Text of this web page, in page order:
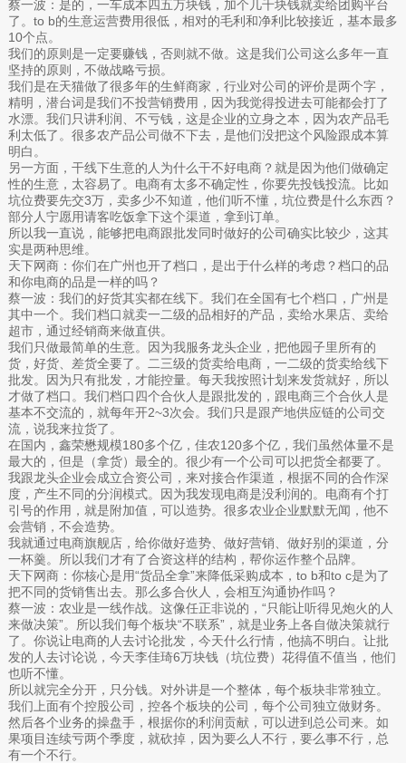
蔡一波：是的，一车成本四五万块钱，加个几千块钱就卖给团购平台
了。to b的生意运营费用很低，相对的毛利和净利比较接近，基本最多
10个点。
我们的原则是一定要赚钱，否则就不做。这是我们公司这么多年一直
坚持的原则，不做战略亏损。
我们是在天猫做了很多年的生鲜商家，行业对公司的评价是两个字，
精明，潜台词是我们不投营销费用，因为我觉得投进去可能都会打了
水漂。我们只讲利润、不亏钱，这是企业的立身之本，因为农产品毛
利太低了。很多农产品公司做不下去，是他们没把这个风险跟成本算
明白。
另一方面，干线下生意的人为什么干不好电商？就是因为他们做确定
性的生意，太容易了。电商有太多不确定性，你要先投钱投流。比如
坑位费要先交3万，卖多少不知道，他们听不懂，坑位费是什么东西？
部分人宁愿用请客吃饭拿下这个渠道，拿到订单。
所以我一直说，能够把电商跟批发同时做好的公司确实比较少，这其
实是两种思维。
天下网商：你们在广州也开了档口，是出于什么样的考虑？档口的品
和你电商的品是一样的吗？
蔡一波：我们的好货其实都在线下。我们在全国有七个档口，广州是
其中一个。我们档口就卖一二级的品相好的产品，卖给水果店、卖给
超市，通过经销商来做直供。
我们只做最简单的生意。因为我服务龙头企业，把他园子里所有的
货，好货、差货全要了。二三级的货卖给电商，一二级的货卖给线下
批发。因为只有批发，才能控量。每天我按照计划来发货就好，所以
才做了档口。我们档口四个合伙人是跟批发的，跟电商三个合伙人是
基本不交流的，就每年开2~3次会。我们只是跟产地供应链的公司交
流，说我来拉货了。
在国内，鑫荣懋规模180多个亿，佳农120多个亿，我们虽然体量不是
最大的，但是（拿货）最全的。很少有一个公司可以把货全都要了。
我跟龙头企业会成立合资公司，来对接合作渠道，根据不同的合作深
度，产生不同的分润模式。因为我发现电商是没利润的。电商有个打
引号的作用，就是附加值，可以造势。很多农业企业默默无闻，他不
会营销，不会造势。
我就通过电商旗舰店，给你做好造势、做好营销、做好别的渠道，分
一杯羹。所以我们才有了合资这样的结构，帮你运作整个品牌。
天下网商：你核心是用“货品全拿”来降低采购成本，to b和to c是为了
把不同的货销售出去。那么多合伙人，会相互沟通协作吗？
蔡一波：农业是一线作战。这像任正非说的，“只能让听得见炮火的人
来做决策”。所以我们每个板块“不联系”，就是业务上各自做决策就行
了。你说让电商的人去讨论批发，今天什么行情，他搞不明白。让批
发的人去讨论说，今天李佳琦6万块钱（坑位费）花得值不值当，他们
也听不懂。
所以就完全分开，只分钱。对外讲是一个整体，每个板块非常独立。
我们上面有个控股公司，控各个板块的公司，每个公司独立做财务。
然后各个业务的操盘手，根据你的利润贡献，可以进到总公司来。如
果项目连续亏两个季度，就砍掉，因为要么人不行，要么事不行，总
有一个不行。